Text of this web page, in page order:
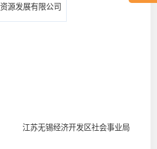
源发展有限公司
江苏无锡经济开发区社会事业局